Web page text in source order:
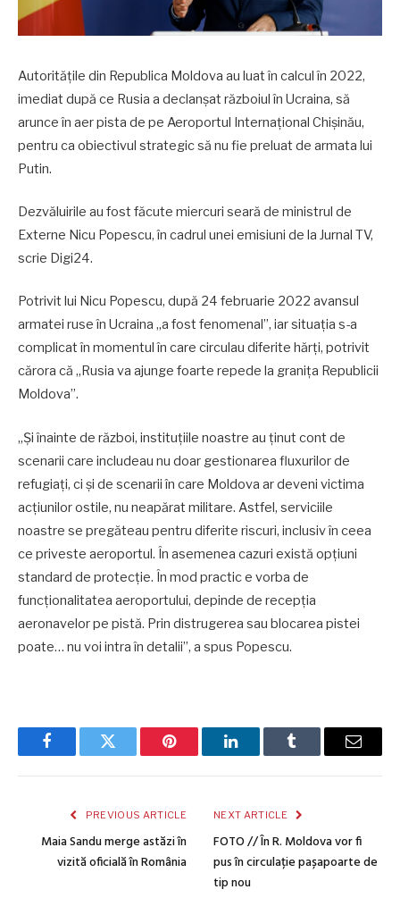
Autoritățile din Republica Moldova au luat în calcul în 2022,
imediat după ce Rusia a declanșat războiul în Ucraina, să
arunce în aer pista de pe Aeroportul Internațional Chișinău,
pentru ca obiectivul strategic să nu fie preluat de armata lui
Putin.
Dezvăluirile au fost făcute miercuri seară de ministrul de
Externe Nicu Popescu, în cadrul unei emisiuni de la Jurnal TV,
scrie Digi24.
Potrivit lui Nicu Popescu, după 24 februarie 2022 avansul
armatei ruse în Ucraina „a fost fenomenal”, iar situația s-a
complicat în momentul în care circulau diferite hărți, potrivit
cărora că „Rusia va ajunge foarte repede la granița Republicii
Moldova”.
„Și înainte de război, instituțiile noastre au ținut cont de
scenarii care includeau nu doar gestionarea fluxurilor de
refugiați, ci și de scenarii în care Moldova ar deveni victima
acțiunilor ostile, nu neapărat militare. Astfel, serviciile
noastre se pregăteau pentru diferite riscuri, inclusiv în ceea
ce priveste aeroportul. În asemenea cazuri există opțiuni
standard de protecție. În mod practic e vorba de
funcționalitatea aeroportului, depinde de recepția
aeronavelor pe pistă. Prin distrugerea sau blocarea pistei
poate… nu voi intra în detalii”, a spus Popescu.
FacebookTwitter Pinterest LinkedInTumblr Email
PREVIOUS ARTICLE
Maia Sandu merge astăzi în
vizită oficială în România
NEXT ARTICLE
FOTO // În R. Moldova vor fi
pus în circulație pașapoarte de
tip nou